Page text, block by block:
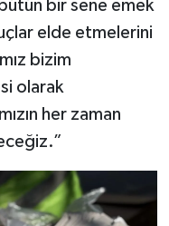
bir sene emek
elde etmelerini
bizim
olarak
her zaman